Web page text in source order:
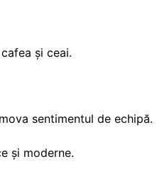
și ceai.
sentimentul de echipă.
și moderne.